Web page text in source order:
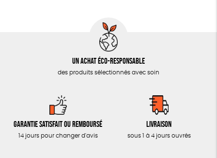
CUISINE / NUTRITION
ACCESSOIRES
Un achat éco-responsable
des produits sélectionnés avec soin
Garantie satisfait ou remboursé
14 jours pour changer d'avis
Livraison
sous 1 à 4 jours ouvrés